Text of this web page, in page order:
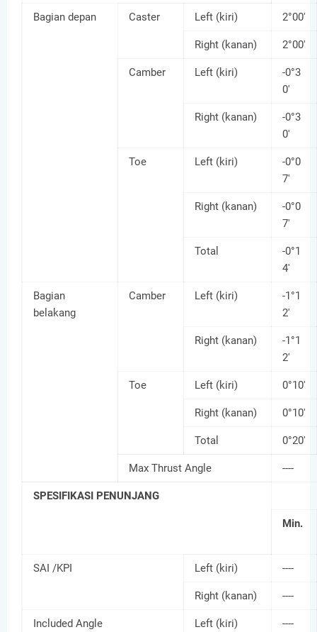
Bagian depan Caster Left (kiri) 2°00'
Right (kanan) 2°00'
Camber Left (kiri)
-0°3
0'
Right (kanan)
-0°3
0'
Toe Left (kiri)
-0°0
7'
Right (kanan)
-0°0
7'
Total
-0°1
4'
Bagian
belakang
Camber Left (kiri)
-1°1
2'
Right (kanan)
-1°1
2'
Toe Left (kiri) 0°10'
Right (kanan) 0°10'
Total 0°20'
Max Thrust Angle ----
SPESIFIKASI PENUNJANG
Min.
SAI /KPI Left (kiri) ----
Right (kanan) ----
Included Angle Left (kiri) ----